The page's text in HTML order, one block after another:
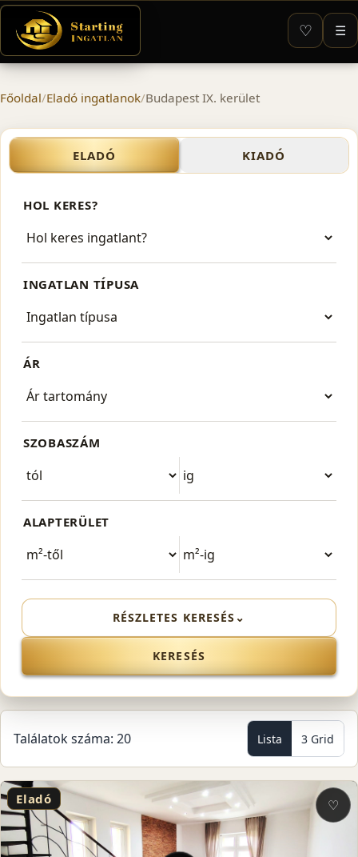
♡ ☰
Főoldal/Eladó ingatlanok/Budapest IX. kerület
Eladó ingatlanok –
ELADÓ KIADÓ
HOL KERES?
INGATLAN TÍPUSA
ÁR
SZOBASZÁM
ALAPTERÜLET
RÉSZLETES KERESÉS ⌄
KERESÉS
Találatok száma: 20 Lista 3 Grid
Eladó ♡